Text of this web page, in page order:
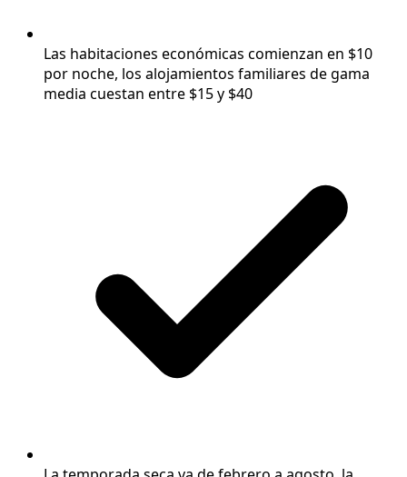
Las habitaciones económicas comienzan en $10
por noche, los alojamientos familiares de gama
media cuestan entre $15 y $40